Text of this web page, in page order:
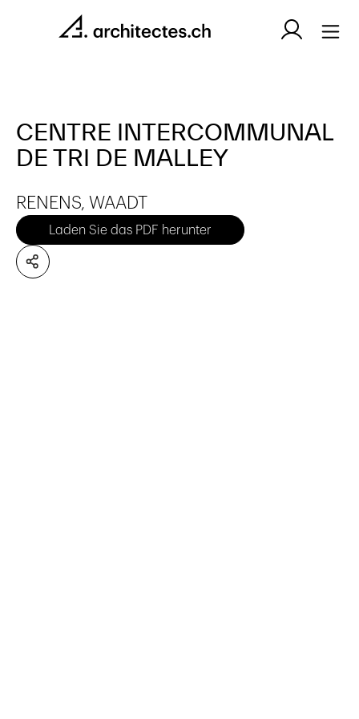
CENTRE INTERCOMMUNAL
DE TRI DE MALLEY
RENENS, WAADT
Laden Sie das PDF herunter